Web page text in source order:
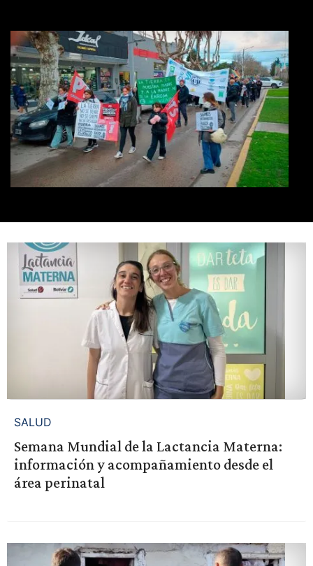
SALUD
Semana Mundial de la Lactancia Materna:
información y acompañamiento desde el
área perinatal